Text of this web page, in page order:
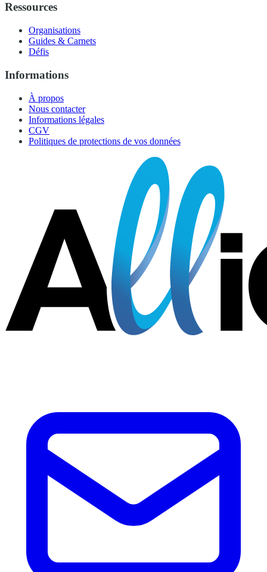
Ressources
Organisations
Guides & Carnets
Défis
Informations
À propos
Nous contacter
Informations légales
CGV
Politiques de protections de vos données